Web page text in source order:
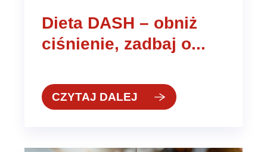
Dieta DASH – obniż
ciśnienie, zadbaj o...
CZYTAJ DALEJ